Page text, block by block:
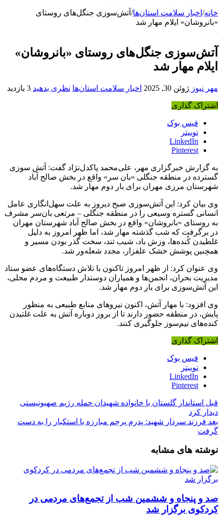
خانه/ اخبار سلامت استان‌ها/ آتش‌سوزی جنگل‌های روستای
«بانروشان» ایلام مهار شد
آتش‌سوزی جنگل‌های روستای «بانروشان»
ایلام مهار شد
مهر نیوز ژوئن 30, 2025 اخبار سلامت استان‌ها نظری بدهید 3 بازدید
اشتراک گذاری
فیس بوک
توییتر
LinkedIn
Pinterest
به گزارش خبرگزاری مهر، علی‌محمد پاکدل‌نژاد گفت: آتش سوزی
گسترده در منطقه جنگلی «بان سر» واقع در بخش صالح آباد
شهرستان مرزی مهران برای بار دوم مهار شد.
وی بیان کرد: این آتش‌سوزی صبح دیروز به علت سهل‌انگاری عامل
انسانی گستره وسیعی را در منطقه جنگلی – مرتعی بان‌سر مشرف
به روستای «بانروشان» واقع در بخش صالح آباد شهرستان مهران
در برگرفت که شب گذشته مهار شد، اما ظهر امروز به دلیل
غلطیدن کُنده‌ها، وزش باد، شیب تند، سخت گذر بودن مسیر و
همچنین پوشش خشک علفزار، مجدد شعله‌ور شد.
وی عنوان کرد: از ظهر امروز تاکنون با تلاش دستگاه‌های عضو ستاد
مدیریت بحران، انجمن‌ها و همیاران دوستدار طبیعت و مردم محلی،
این آتش‌سوزی برای بار دوم مهار شد.
وی افزود: با مهار آتش، اکنون نیروهای منابع طبیعی به منظور
پایش، در منطقه حضور دارند تا از بروز دوباره آتش به علت غلتیدن
کنده‌های نیم‌سوز جلوگیری کنند.
اشتراک گذاری
فیس بوک
توییتر
LinkedIn
Pinterest
قبل استاندار گلستان با خانواده شهیدان حمله رژیم صهیونیستی
دیدار کرد
بعد فرزند سردار شهید: پدرم پرچم مبارزه با استکبار را به دست
گرفت
نوشته های مشابه
صد و پنجاه‌ و ششمین شب از تجمع‌های مردمی در
کردکوی برگزار شد